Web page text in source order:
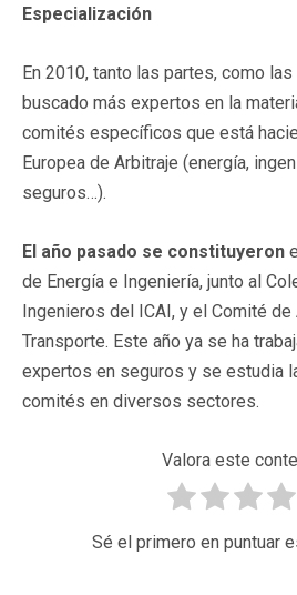
Especialización
En 2010, tanto las partes, como
buscado más expertos en la
comités específicos que está
Europea de Arbitraje (energía,
seguros…).
El año pasado se constituyeron
de Energía e Ingeniería, junto al
Ingenieros del ICAI, y el Comité
Transporte. Este año ya se ha
expertos en seguros y se estudia
comités en diversos sectores.
Valora este
Sé el primero en puntuar